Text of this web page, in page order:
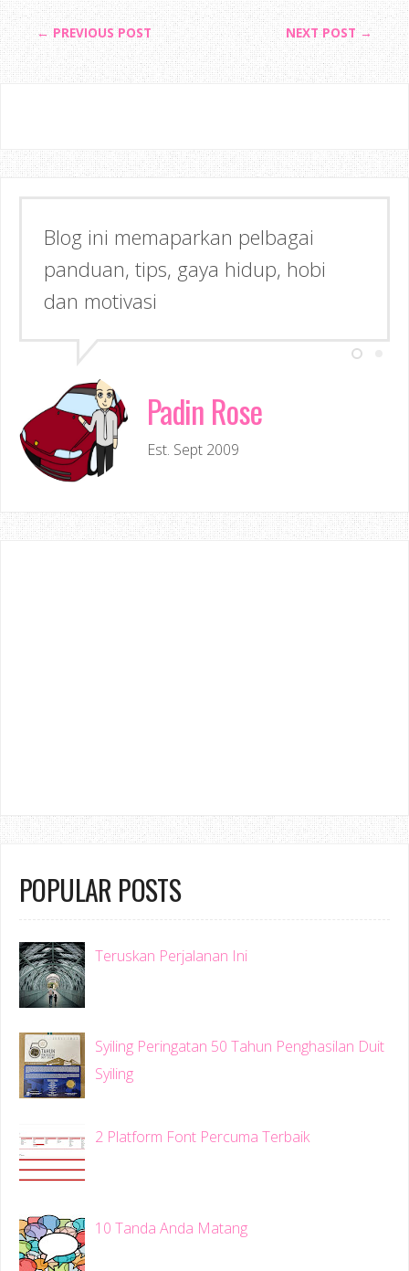
← PREVIOUS POST NEXT POST →
Blog ini memaparkan pelbagai
panduan, tips, gaya hidup, hobi
dan motivasi
Padin Rose
Est. Sept 2009
POPULAR POSTS
Teruskan Perjalanan Ini
Syiling Peringatan 50 Tahun Penghasilan Duit
Syiling
2 Platform Font Percuma Terbaik
10 Tanda Anda Matang